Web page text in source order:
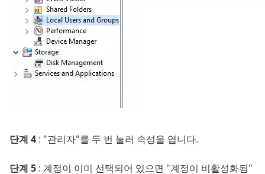
단계 4 : "관리자"를 두 번 눌러 속성을 엽니다.
단계 5 : 계정이 이미 선택되어 있으면 "계정이 비활성화됨"